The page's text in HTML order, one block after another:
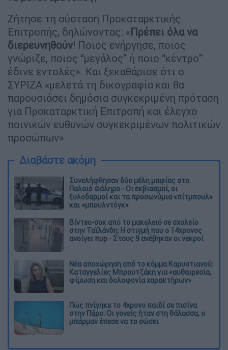
Ζήτησε τη σύσταση Προκαταρκτικής
Επιτροπής, δηλώνοντας: «Πρέπει όλα να
διερευνηθούν! Ποιος ενήργησε, ποιος
γνώριζε, ποιος “μεγάλος” ή ποιο “κέντρο”
έδινε εντολές». Και ξεκαθάρισε ότι ο
ΣΥΡΙΖΑ «μελετά τη δικογραφία και θα
παρουσιάσει δημόσια συγκεκριμένη πρόταση
για Προκαταρκτική Επιτροπή και έλεγχο
ποινικών ευθυνών συγκεκριμένων πολιτικών
προσώπων»
Διαβάστε ακόμη
Συνελήφθησαν δύο μέλη μαφίας στο
Παλαιό Φάληρο - Οι εκβιασμοί, οι
ξυλοδαρμοί και τα προσωνύμια «πίτμπουλ»
και «μπουλντόγκ»
Βίντεο-σοκ από το μακελειό σε σχολείο
στην Ταϊλάνδη: Η στιγμή που ο 14χρονος
ανοίγει πυρ - Στους 9 ανέβηκαν οι νεκροί
Νέα αποχώρηση από το κόμμα Καρυστιανού:
Καταγγελίες Μπρουτζάκη για «αυθαιρεσία,
φίμωση και δολοφονία χαρακτήρων»
Πώς πνίγηκε το 4χρονο παιδί σε πισίνα
στην Πάρο: Οι γονείς ήταν στη θάλασσα, ο
μπάρμαν έπεσε να το σώσει